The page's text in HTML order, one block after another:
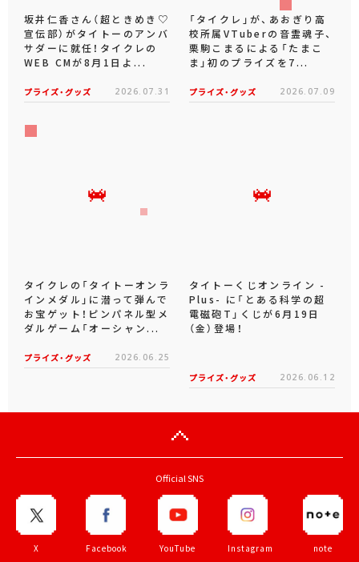
坂井仁香さん（超ときめき♡
宣伝部）がタイトーのアンバ
サダーに就任！タイクレの
WEB CMが8月1日よ...
プライズ・グッズ 2026.07.31
「タイクレ」が、あおぎり高
校所属VTuberの音霊魂子、
栗駒こまるによる「たまこ
ま」初のプライズを7...
プライズ・グッズ 2026.07.09
タイクレの「タイトーオンラ
インメダル」に潜って弾んで
お宝ゲット！ピンパネル型メ
ダルゲーム「オーシャン...
プライズ・グッズ 2026.06.25
タイトーくじオンライン -
Plus- に「とある科学の超
電磁砲T」くじが6月19日
（金）登場！
プライズ・グッズ 2026.06.12
Official SNS
X Facebook YouTube Instagram note